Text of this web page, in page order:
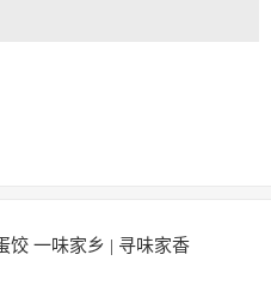
饺 一味家乡 | 寻味家香